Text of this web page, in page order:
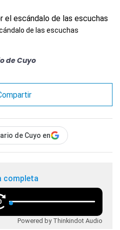
de las escuchas
de Cuyo
de Cuyo en
completa
Powered by Thinkindot Audio